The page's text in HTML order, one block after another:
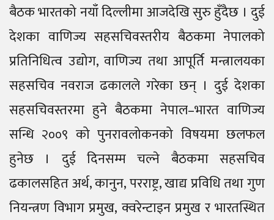
बैठक भारतको नयाँ दिल्लीमा आजदेखि सुरु हुँदैछ । दुई
देशका वाणिज्य सहसचिवस्तरीय बैठकमा नेपालको
प्रतिनिधित्व उद्योग, वाणिज्य तथा आपूर्ति मन्त्रालयका
सहसचिव नवराज ढकालले गरेका छन् । दुई देशका
सहसचिवस्तरमा हुने बैठकमा नेपाल–भारत वाणिज्य
सन्धि २००९ को पुनरावलोकनको विषयमा छलफल
हुनेछ । दुई दिनसम्म चल्ने बैठकमा सहसचिव
ढकालसहित अर्थ, कानुन, परराष्ट्र, खाद्य प्रविधि तथा गुण
नियन्त्रण विभाग प्रमुख, क्वरेन्टाइन प्रमुख र भारतस्थित